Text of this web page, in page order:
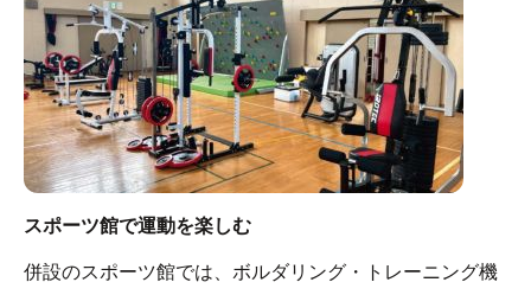
スポーツ館で運動を楽しむ
併設のスポーツ館では、ボルダリング・トレーニング機